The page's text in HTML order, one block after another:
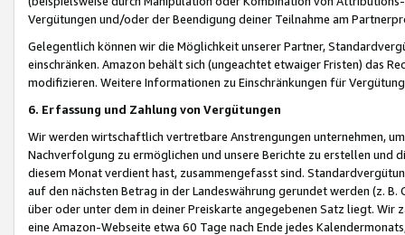
Vergütungen und/oder der Beendigung deiner Teilnahme am
Gelegentlich können wir die Möglichkeit unserer Partner,
einschränken. Amazon behält sich (ungeachtet etwaiger Fristen) das
modifizieren. Weitere Informationen zu Einschränkungen für
6. Erfassung und Zahlung von Vergütungen
Wir werden wirtschaftlich vertretbare Anstrengungen unternehmen,
Nachverfolgung zu ermöglichen und unsere Berichte zu erstellen und
diesem Monat verdient hast, zusammengefasst sind.
auf den nächsten Betrag in der Landeswährung gerundet werden (z.
über oder unter dem in deiner Preiskarte angegebenen Satz liegt.
eine Amazon-Webseite etwa 60 Tage nach Ende jedes